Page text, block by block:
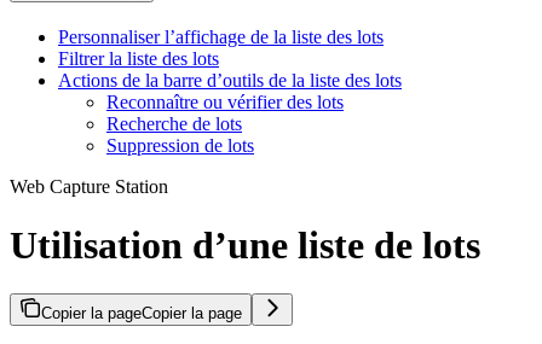
Personnaliser l’affichage de la liste des lots
Filtrer la liste des lots
Actions de la barre d’outils de la liste des lots
Reconnaître ou vérifier des lots
Recherche de lots
Suppression de lots
Web Capture Station
Utilisation d’une liste de lots
Copier la pageCopier la page